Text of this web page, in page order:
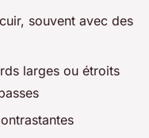
souvent avec des
larges ou étroits